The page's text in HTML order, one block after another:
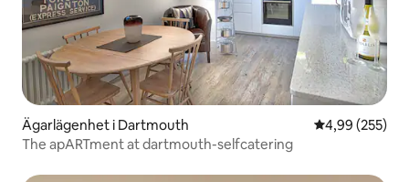
Ägarlägenhet i Dartmouth 4,99 av 5 i
4,99 (255)
The apARTment at dartmouth-selfcatering